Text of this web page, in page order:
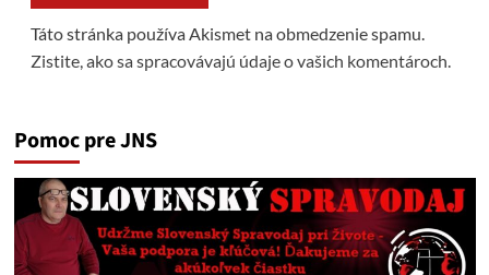
Táto stránka používa Akismet na obmedzenie spamu.
Zistite, ako sa spracovávajú údaje o vašich komentároch.
Pomoc pre JNS